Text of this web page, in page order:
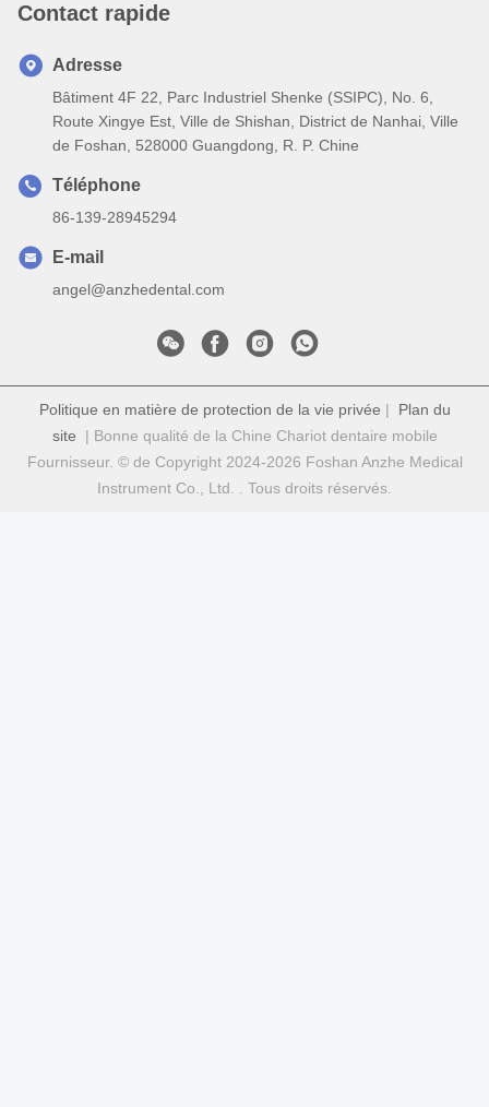
Contact rapide
Adresse
Bâtiment 4F 22, Parc Industriel Shenke (SSIPC), No. 6,
Route Xingye Est, Ville de Shishan, District de Nanhai, Ville
de Foshan, 528000 Guangdong, R. P. Chine
Téléphone
86-139-28945294
E-mail
angel@anzhedental.com
Politique en matière de protection de la vie privée | Plan du
site | Bonne qualité de la Chine Chariot dentaire mobile
Fournisseur. © de Copyright 2024-2026 Foshan Anzhe Medical
Instrument Co., Ltd. . Tous droits réservés.